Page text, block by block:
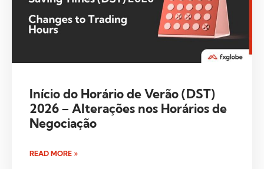
Início do Horário de Verão (DST)
2026 – Alterações nos Horários de
Negociação
READ MORE »